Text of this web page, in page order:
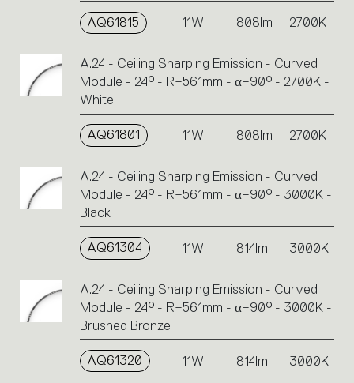
AQ61815 11W 808lm 2700K
A.24 - Ceiling Sharping Emission - Curved
Module - 24° - R=561mm - α=90° - 2700K -
White
AQ61801 11W 808lm 2700K
A.24 - Ceiling Sharping Emission - Curved
Module - 24° - R=561mm - α=90° - 3000K -
Black
AQ61304 11W 814lm 3000K
A.24 - Ceiling Sharping Emission - Curved
Module - 24° - R=561mm - α=90° - 3000K -
Brushed Bronze
AQ61320 11W 814lm 3000K